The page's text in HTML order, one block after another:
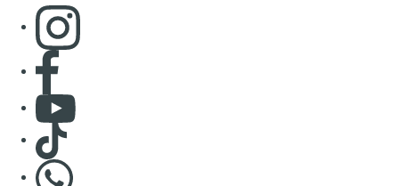
Consulter page Instagram
Consulter page Facebook
Consulter Youtube
Consulter TikTok